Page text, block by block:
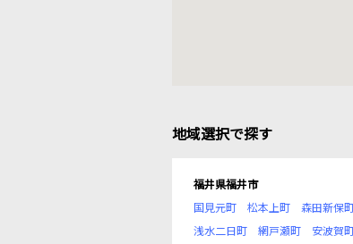
地域選択で探す
福井県福井市
国見元町
松本上町 森田新保
浅水二日町
網戸瀬町 安波賀